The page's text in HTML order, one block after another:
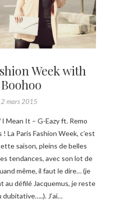
Week with
Boohoo
mars 2015
Mean It – G-Eazy ft. Remo
La Paris Fashion Week, c’est
saison, pleins de belles
tendances, avec son lot de
même, il faut le dire… (je
au défilé Jacquemus, je reste
dubitative…..). J’ai…